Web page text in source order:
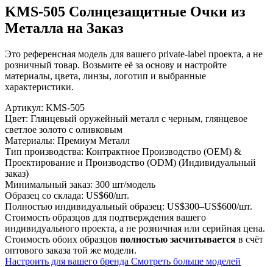
KMS-505 Солнцезащитные Очки из
Металла на Заказ
Это референсная модель для вашего private-label проекта, а не
розничный товар. Возьмите её за основу и настройте
материалы, цвета, линзы, логотип и выбранные
характеристики.
Артикул: KMS-505
Цвет: Глянцевый оружейный металл с черным, глянцевое
светлое золото с оливковым
Материалы: Премиум Металл
Тип производства: Контрактное Производство (OEM) &
Проектирование и Производство (ODM) (Индивидуальный
заказ)
Минимальный заказ: 300 шт/модель
Образец со склада: US$60/шт.
Полностью индивидуальный образец: US$300–US$600/шт.
Стоимость образцов для подтверждения вашего
индивидуального проекта, а не розничная или серийная цена.
Стоимость обоих образцов полностью засчитывается в счёт
оптового заказа той же модели.
Настроить для вашего бренда Смотреть больше моделей